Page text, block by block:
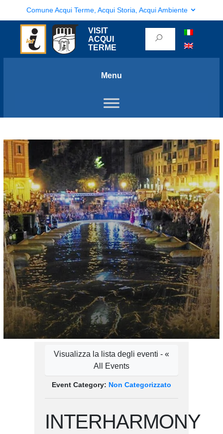
Comune Acqui Terme, Acqui Storia, Acqui Ambiente
VISIT
ACQUI
TERME
Menu
Visualizza la lista degli eventi - «
All Events
Event Category: Non Categorizzato
INTERHARMONY